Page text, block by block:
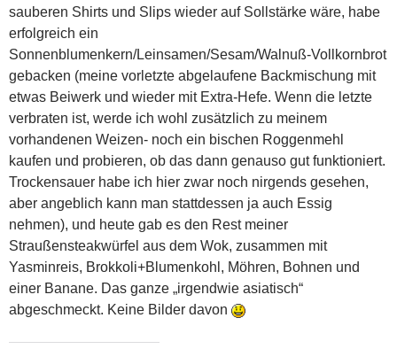
sauberen Shirts und Slips wieder auf Sollstärke wäre, habe
erfolgreich ein
Sonnenblumenkern/Leinsamen/Sesam/Walnuß-Vollkornbrot
gebacken (meine vorletzte abgelaufene Backmischung mit
etwas Beiwerk und wieder mit Extra-Hefe. Wenn die letzte
verbraten ist, werde ich wohl zusätzlich zu meinem
vorhandenen Weizen- noch ein bischen Roggenmehl
kaufen und probieren, ob das dann genauso gut funktioniert.
Trockensauer habe ich hier zwar noch nirgends gesehen,
aber angeblich kann man stattdessen ja auch Essig
nehmen), und heute gab es den Rest meiner
Straußensteakwürfel aus dem Wok, zusammen mit
Yasminreis, Brokkoli+Blumenkohl, Möhren, Bohnen und
einer Banane. Das ganze „irgendwie asiatisch“
abgeschmeckt. Keine Bilder davon